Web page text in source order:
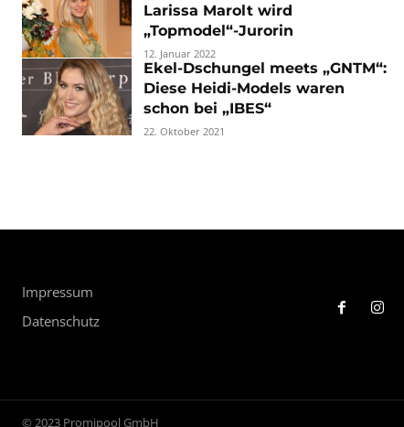
Larissa Marolt wird
„Topmodel“-Jurorin
12. Januar 2022
Ekel-Dschungel meets „GNTM“:
Diese Heidi-Models waren
schon bei „IBES“
22. Oktober 2021
Impressum
Datenschutz
© 2023 Promipool GmbH